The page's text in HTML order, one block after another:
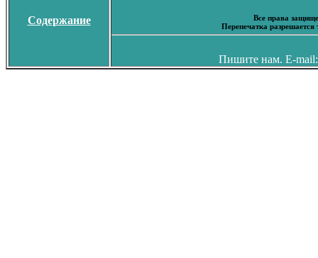
Содержание
Все права
Перепечатка
Пишите нам. E-